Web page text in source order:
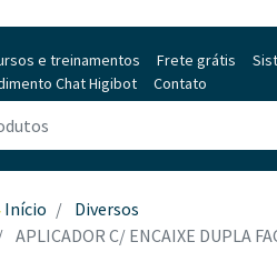
e treinamentos Frete grátis
Chat Higibot
Contato
Início
Diversos
APLICADOR C/ ENCAIXE DUPLA